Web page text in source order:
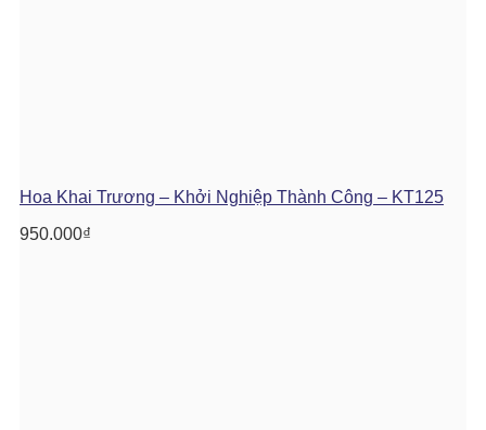
Hoa Khai Trương – Khởi Nghiệp Thành Công – KT125
950.000₫